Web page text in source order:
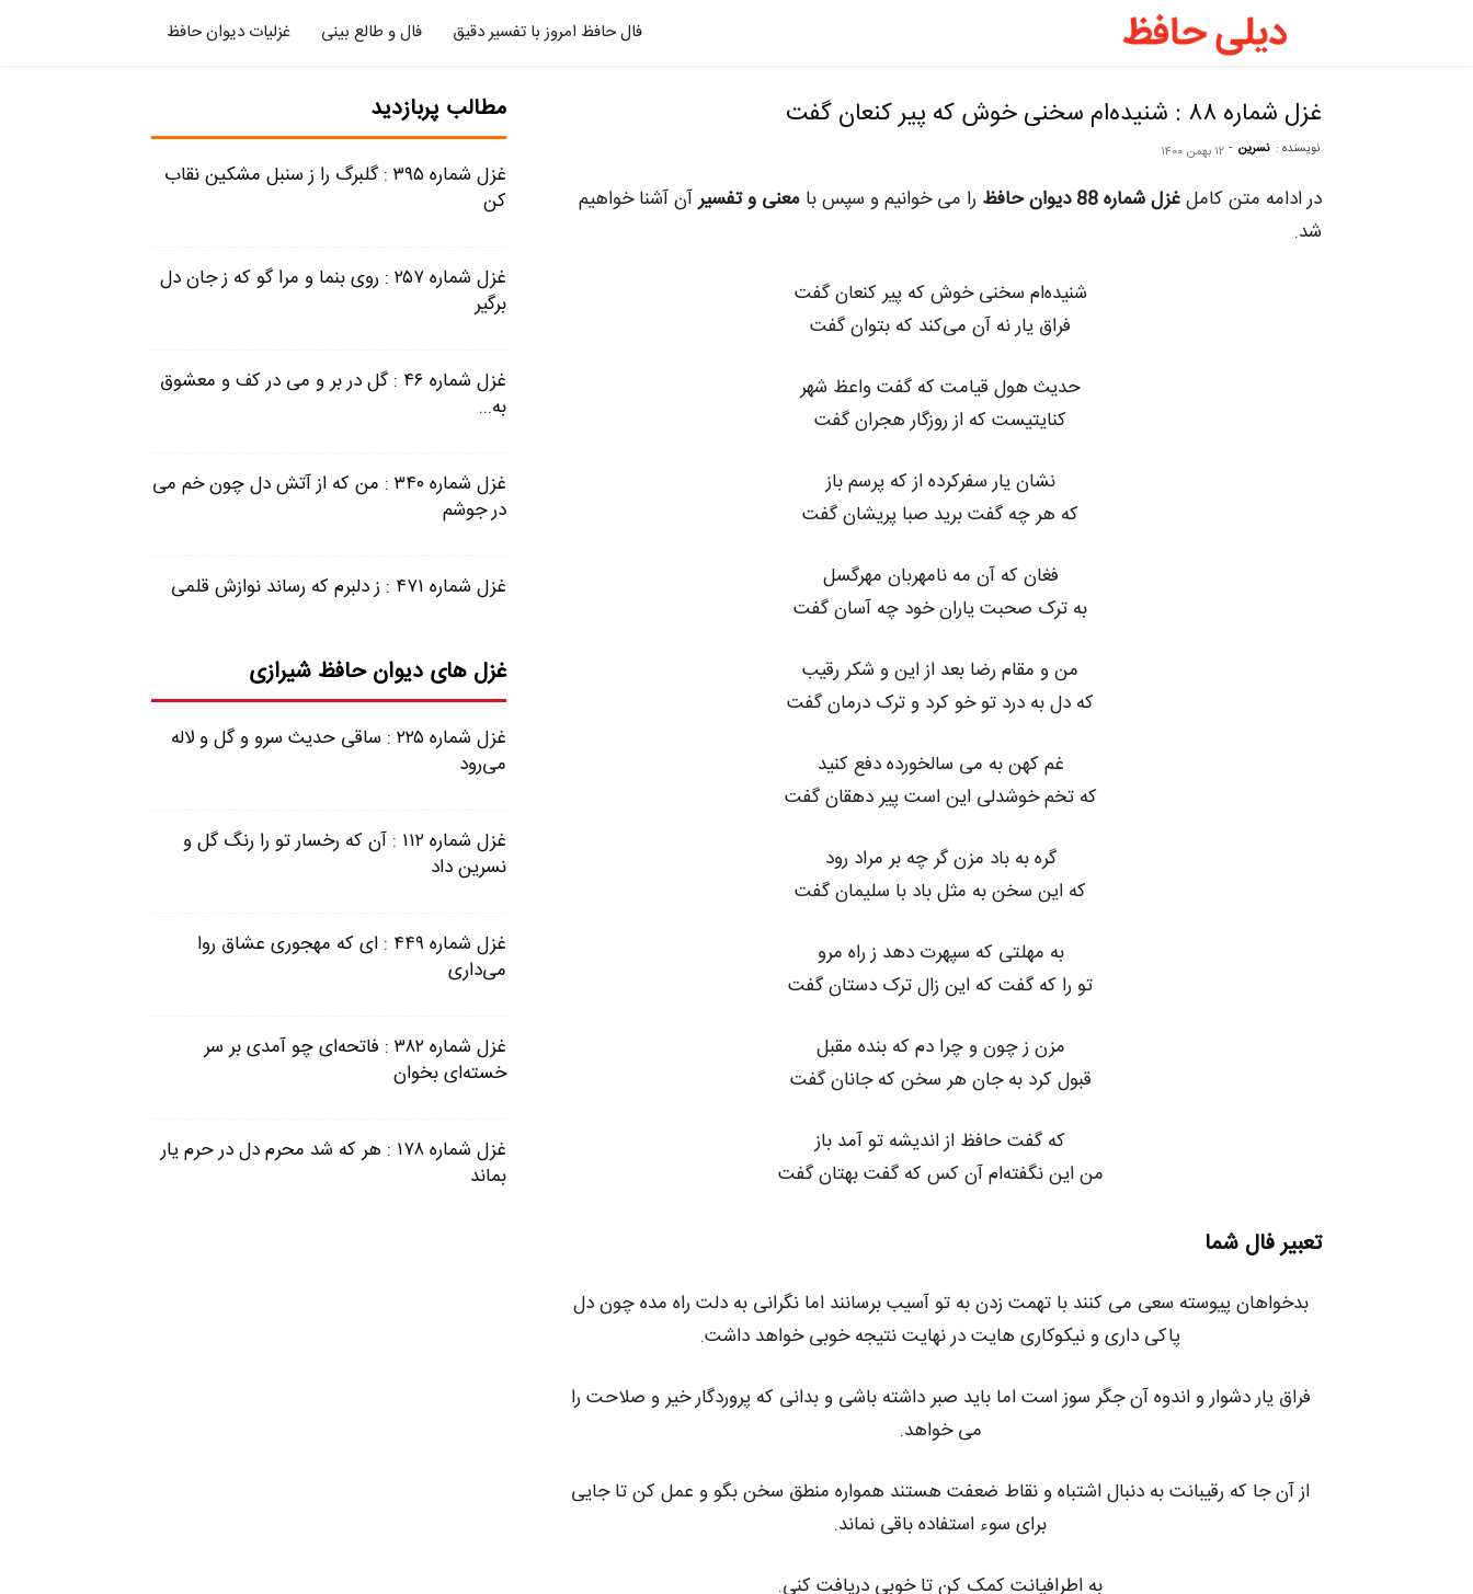
حافظ
حافظ
غزلیات دیوان حافظ فال و طالع بینی فال حافظ امروز با تفسیر دقیق
غزل شماره ۸۸ : شنیده‌ام سخنی خوش که پیر کنعان گفت
نویسنده : نسرین - ۱۲ بهمن ۱۴۰۰
در ادامه متن کاملغزل شماره 88 دیوان حافظ را می خوانیم و سپس با معنی و تفسیرآن آشنا خواهیم
شد.
شنیده‌ام سخنی خوش که پیر کنعان گفت
فراق یار نه آن می‌کند که بتوان گفت
حدیث هول قیامت که گفت واعظ شهر
کنایتیست که از روزگار هجران گفت
نشان یار سفرکرده از که پرسم باز
که هر چه گفت برید صبا پریشان گفت
فغان که آن مه نامهربان مهرگسل
به ترک صحبت یاران خود چه آسان گفت
من و مقام رضا بعد از این و شکر رقیب
که دل به درد تو خو کرد و ترک درمان گفت
غم کهن به می سالخورده دفع کنید
که تخم خوشدلی این است پیر دهقان گفت
گره به باد مزن گر چه بر مراد رود
که این سخن به مثل باد با سلیمان گفت
به مهلتی که سپهرت دهد ز راه مرو
تو را که گفت که این زال ترک دستان گفت
مزن ز چون و چرا دم که بنده مقبل
قبول کرد به جان هر سخن که جانان گفت
که گفت حافظ از اندیشه تو آمد باز
من این نگفته‌ام آن کس که گفت بهتان گفت
تعبیر فال شما
بدخواهان پیوسته سعی می کنند با تهمت زدن به تو آسیب برسانند اما نگرانی به دلت راه مده چون دل
پاکی داری و نیکوکاری هایت در نهایت نتیجه خوبی خواهد داشت.
فراق یار دشوار و اندوه آن جگر سوز است اما باید صبر داشته باشی و بدانی که پروردگار خیر و صلاحت را
می خواهد.
از آن جا که رقیبانت به دنبال اشتباه و نقاط ضعفت هستند همواره منطق سخن بگو و عمل کن تا جایی
برای سوء استفاده باقی نماند.
به اطرافیانت کمک کن تا خوبی دریافت کنی.
مطالب پربازدید
غزل شماره ۳۹۵ : گلبرگ را ز سنبل مشکین نقاب
کن
غزل شماره ۲۵۷ : روی بنما و مرا گو که ز جان دل
برگیر
غزل شماره ۴۶ : گل در بر و می در کف و معشوق
به...
غزل شماره ۳۴۰ : من که از آتش دل چون خم می
در جوشم
غزل شماره ۴۷۱ : ز دلبرم که رساند نوازش قلمی
غزل های دیوان حافظ شیرازی
غزل شماره ۲۲۵ : ساقی حدیث سرو و گل و لاله
می‌رود
غزل شماره ۱۱۲ : آن که رخسار تو را رنگ گل و
نسرین داد
غزل شماره ۴۴۹ : ای که مهجوری عشاق روا
می‌داری
غزل شماره ۳۸۲ : فاتحه‌ای چو آمدی بر سر
خسته‌ای بخوان
غزل شماره ۱۷۸ : هر که شد محرم دل در حرم یار
بماند